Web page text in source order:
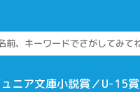
ニア文庫小説賞／U-15賞